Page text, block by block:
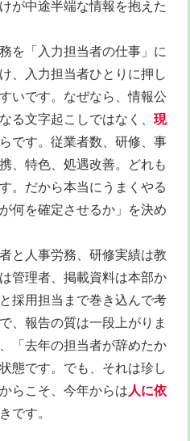
が中途半端な情報を抱えた
を「入力担当者の仕事」に
、入力担当者ひとりに押し
いです。なぜなら、情報公
る文字起こしではなく、 現
です。従業者数、研修、事
、特色、処遇改善。どれも
。だから本当にうまくやる
何を確定させるか」を決め
と人事労務、研修実績は教
管理者、掲載資料は本部か
採用担当まで巻き込んで考
、報告の質は一段上がりま
「去年の担当者が辞めたか
態です。でも、それは珍し
らこそ、今年からは 人に依
です。